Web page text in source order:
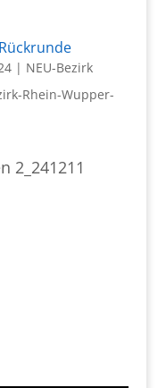
| NEU-Bezirk
Rhein-Wupper-
2_241211